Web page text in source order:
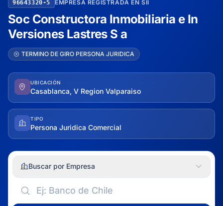
96643320-5 EMPRESA REGISTRADA EN SII
Soc Constructora Inmobiliaria e In
Versiones Lastres S a
TERMINO DE GIRO PERSONA JURIDICA
UBICACIÓN
Casablanca, V Region Valparaiso
TIPO
Persona Juridica Comercial
Buscar por Empresa